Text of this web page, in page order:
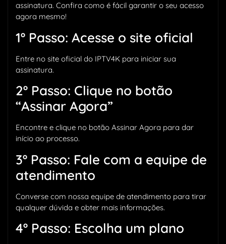
assinatura. Confira como é fácil garantir o seu acesso
agora mesmo!
1º Passo: Acesse o site oficial
Entre no site oficial do IPTV4K para iniciar sua
assinatura.
2º Passo: Clique no botão
“Assinar Agora”
Encontre e clique no botão Assinar Agora para dar
início ao processo.
3º Passo: Fale com a equipe de
atendimento
Converse com nossa equipe de atendimento para tirar
qualquer dúvida e obter mais informações.
4º Passo: Escolha um plano